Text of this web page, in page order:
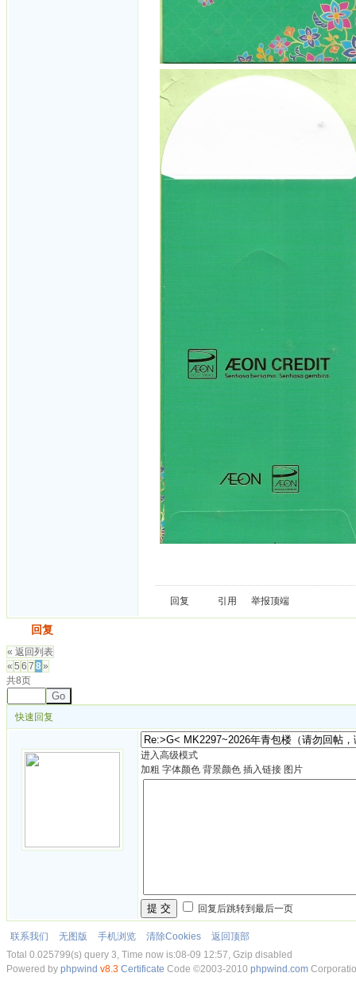
回复 引用 举报顶端
回复
« 返回列表
« 5 6 7 8»
共8页
Go
快速回复
进入高级模式
加粗 字体颜色 背景颜色 插入链接 图片
提 交 回复后跳转到最后一页
联系我们 无图版 手机浏览 清除Cookies
返回顶部
Total 0.025799(s) query 3, Time now is:08-09 12:57, Gzip disabled
Powered by phpwind v8.3 Certificate Code ©2003-2010 phpwind.com